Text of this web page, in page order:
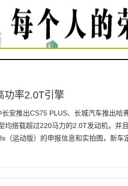
功率2.0T引擎
安推出CS75 PLUS、长城汽车推出哈
搭载超过220马力的2.0T发动机，并
（运动版）的申报信息和实拍图，新车